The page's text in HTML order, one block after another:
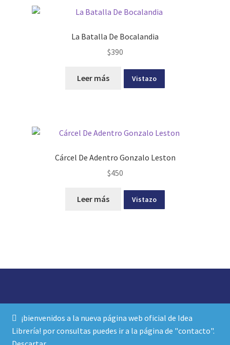
¡bienvenidos a la nueva página web oficial de Idea
Librería! por consultas puedes ir a la página de "contacto".
La Batalla De Bocalandia
$390
Leer más Vistazo
Cárcel De Adentro Gonzalo Leston
$450
Leer más Vistazo
política de privacidad y términos de uso
Construido con
WooCommerce.